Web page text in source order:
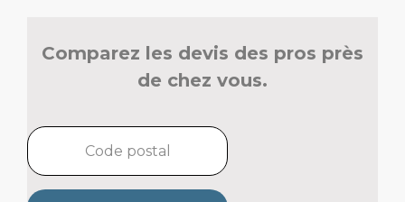
Comparez les devis des pros près
de chez vous.